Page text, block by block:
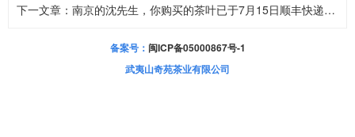
下一文章： 南京的沈先生，你购买的茶叶已于7月15日顺丰快递寄出
备案号： 闽ICP备05000867号-1
武夷山奇苑茶业有限公司